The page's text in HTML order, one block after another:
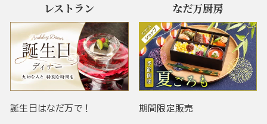
レストラン
誕生日はなだ万で！
なだ万厨房
期間限定販売